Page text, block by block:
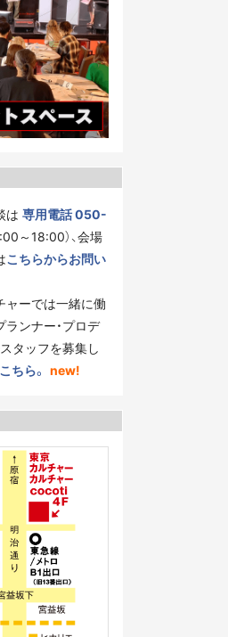
は 専用電話 050-
～18:00）、会場
こちらからお問い
ャーでは一緒に働
ンナー・プロデ
タッフを募集し
ちら。 new!